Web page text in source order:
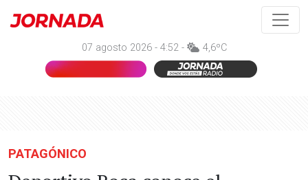
07 agosto 2026 - 4:52 - 4,6ºC
PATAGÓNICO